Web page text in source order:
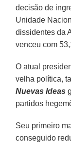
decisão de
Unidade
dissidentes da
venceu com
O atual
velha política,
Nuevas Ideas
partidos
Seu primeiro
conseguido